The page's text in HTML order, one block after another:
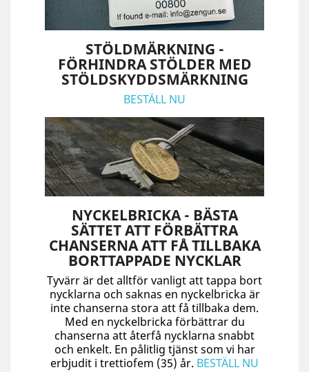
STÖLDMÄRKNING -
FÖRHINDRA STÖLDER MED
STÖLDSKYDDSMÄRKNING
BESTÄLL NU
NYCKELBRICKA - BÄSTA
SÄTTET ATT FÖRBÄTTRA
CHANSERNA ATT FÅ TILLBAKA
BORTTAPPADE NYCKLAR
Tyvärr är det alltför vanligt att tappa bort
nycklarna och saknas en nyckelbricka är
inte chanserna stora att få tillbaka dem.
Med en nyckelbricka förbättrar du
chanserna att återfå nycklarna snabbt
och enkelt. En pålitlig tjänst som vi har
erbjudit i trettiofem (35) år. BESTÄLL NU